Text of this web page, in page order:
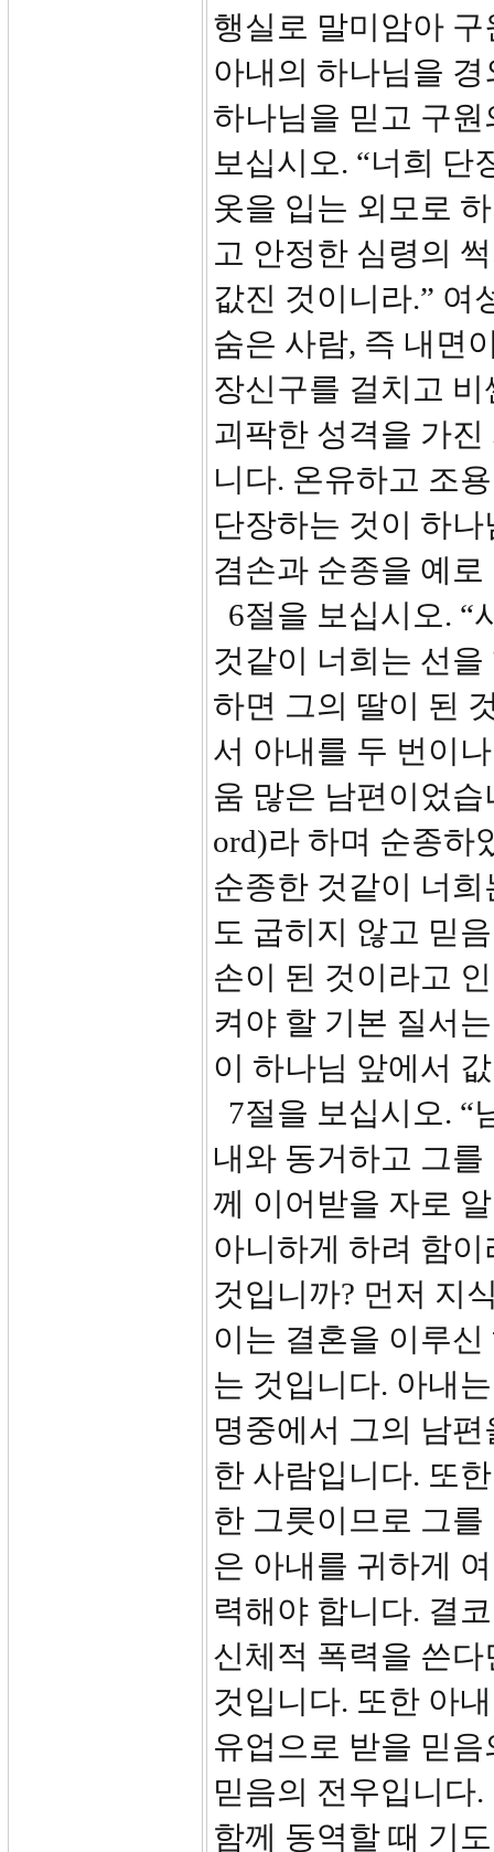
행실로 말미암아
아내의 하나님을
하나님을 믿고 구
보십시오. “너희 단
옷을 입는 외모로
고 안정한 심령의
값진 것이니라.” 여
숨은 사람, 즉 내면
장신구를 걸치고
괴팍한 성격을 가
니다. 온유하고 조
단장하는 것이 하
겸손과 순종을 예
6절을 보십시오. “
것같이 너희는 선
하면 그의 딸이 된
서 아내를 두 번이
움 많은 남편이었
ord)라 하며 순종하
순종한 것같이 너
도 굽히지 않고 믿
손이 된 것이라고
켜야 할 기본 질서
이 하나님 앞에서
7절을 보십시오. “
내와 동거하고 그
께 이어받을 자로
아니하게 하려 함
것입니까? 먼저 지
이는 결혼을 이루
는 것입니다. 아내
명중에서 그의 남
한 사람입니다. 또
한 그릇이므로 그
은 아내를 귀하게
력해야 합니다. 결
신체적 폭력을 쓴
것입니다. 또한 아
유업으로 받을 믿
믿음의 전우입니다
함께 동역할 때 기